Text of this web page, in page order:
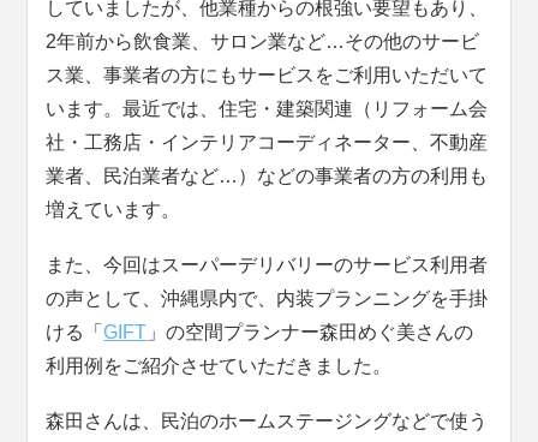
していましたが、他業種からの根強い要望もあり、
2年前から飲食業、サロン業など…その他のサービ
ス業、事業者の方にもサービスをご利用いただいて
います。最近では、住宅・建築関連（リフォーム会
社・工務店・インテリアコーディネーター、不動産
業者、民泊業者など…）などの事業者の方の利用も
増えています。
また、今回はスーパーデリバリーのサービス利用者
の声として、沖縄県内で、内装プランニングを手掛
ける「GIFT 」の空間プランナー森田めぐ美さんの
利用例をご紹介させていただきました。
森田さんは、民泊のホームステージングなどで使う